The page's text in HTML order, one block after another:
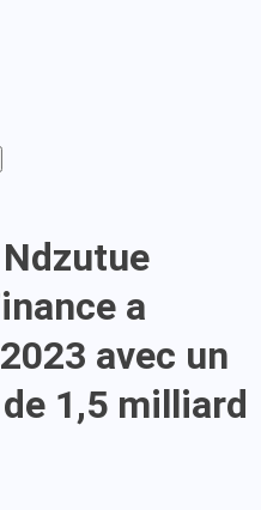
a
avec un
1,5 milliard